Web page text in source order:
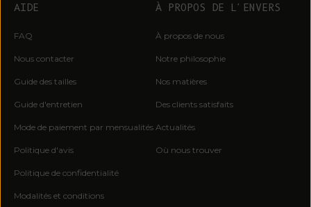
AIDE
FAQ
Nous contacter
Guide des tailles
Guide d'entretien
Mode de paiement par mensualités
Politique d'avis
Politique de confidentialité
Modalités et conditions
À PROPOS DE L'ENVERS
À propos de nous
Notre philosophie
Nos matières
Des clients satisfaits
Actualités
Où nous trouver